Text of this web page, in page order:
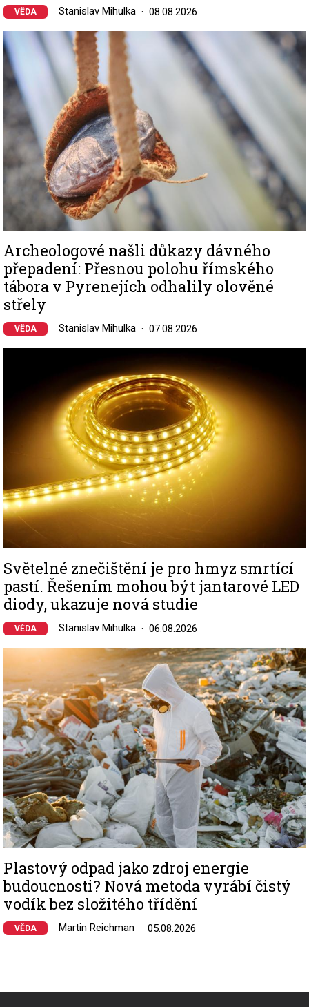
VĚDA Stanislav Mihulka 08.08.2026
Image
Archeologové našli důkazy dávného
přepadení: Přesnou polohu římského
tábora v Pyrenejích odhalily olověné
střely
VĚDA Stanislav Mihulka 07.08.2026
Světelné znečištění je pro hmyz smrtící
pastí. Řešením mohou být jantarové LED
diody, ukazuje nová studie
VĚDA Stanislav Mihulka 06.08.2026
Image
Plastový odpad jako zdroj energie
budoucnosti? Nová metoda vyrábí čistý
vodík bez složitého třídění
VĚDA Martin Reichman 05.08.2026